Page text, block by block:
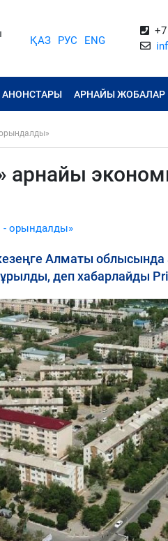
ҚАЗ РУС ENG
АНОНСТАРЫ АРНАЙЫ ЖОБАЛАР
арнайы
- орындалды»
Алматы
деп хабарлайды